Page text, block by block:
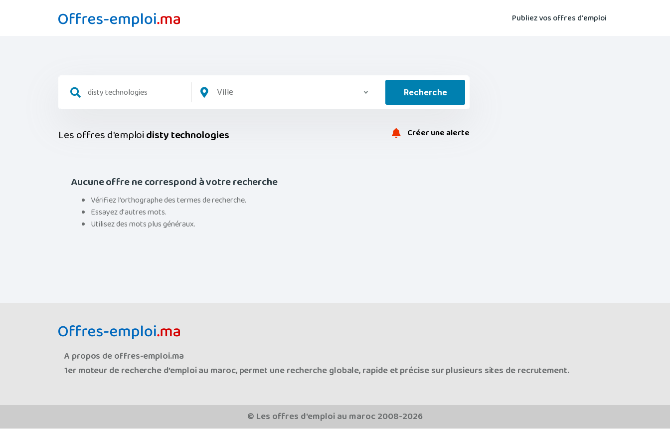
Publiez vos offres d'emploi
Ville Recherche
Les offres d'emploidisty technologies Créer une alerte
Aucune offre ne correspond à votre recherche
Vérifiez l’orthographe des termes de recherche.
Essayez d'autres mots.
Utilisez des mots plus généraux.
A propos de offres-emploi.ma
1er moteur de recherche d'emploi au maroc, permet une recherche globale, rapide et précise sur plusieurs sites de recrutement.
© Les offres d'emploi au maroc 2008-2026